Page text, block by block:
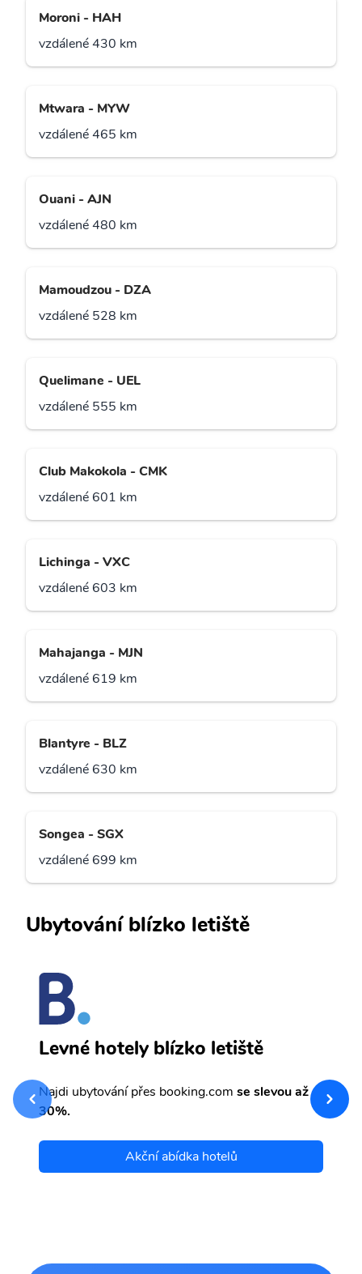
Moroni - HAH
vzdálené 430 km
Mtwara - MYW
vzdálené 465 km
Ouani - AJN
vzdálené 480 km
Mamoudzou - DZA
vzdálené 528 km
Quelimane - UEL
vzdálené 555 km
Club Makokola - CMK
vzdálené 601 km
Lichinga - VXC
vzdálené 603 km
Mahajanga - MJN
vzdálené 619 km
Blantyre - BLZ
vzdálené 630 km
Songea - SGX
vzdálené 699 km
Ubytování blízko letiště
Levné hotely blízko letiště
Najdi ubytování přes booking.com se slevou až
30%.
Akční abídka hotelů